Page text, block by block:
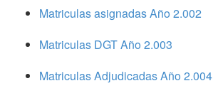
Matriculas asignadas Año 2.002
Matriculas DGT Año 2.003
Matriculas Adjudicadas Año 2.004